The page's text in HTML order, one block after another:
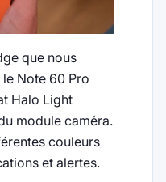
que nous
Note 60 Pro
Halo Light
module caméra.
couleurs
et alertes.